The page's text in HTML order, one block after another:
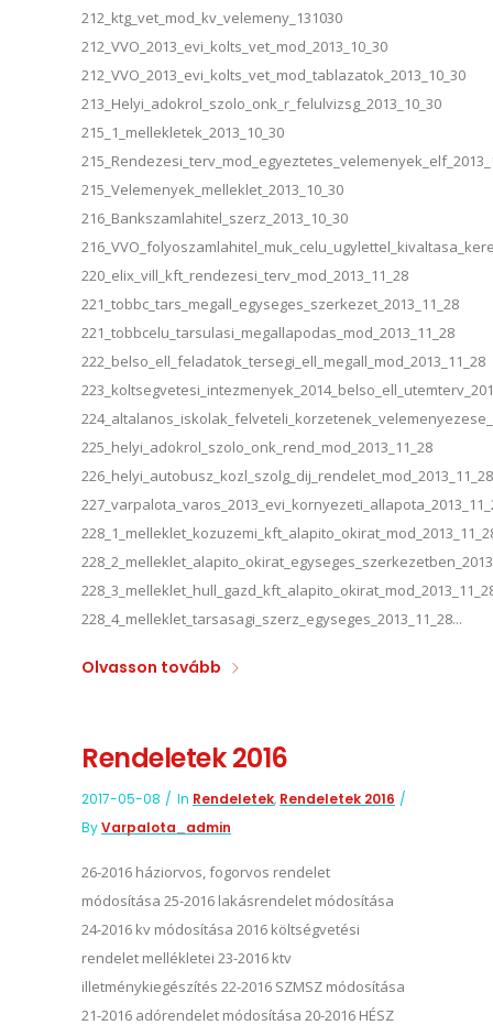
212_ktg_vet_mod_kv_velemeny_131030
212_VVO_2013_evi_kolts_vet_mod_2013_10_30
212_VVO_2013_evi_kolts_vet_mod_tablazatok_2013_10_30
213_Helyi_adokrol_szolo_onk_r_felulvizsg_2013_10_30
215_1_mellekletek_2013_10_30
215_Velemenyek_melleklet_2013_10_30
216_Bankszamlahitel_szerz_2013_10_30
220_elix_vill_kft_rendezesi_terv_mod_2013_11_28
221_tobbc_tars_megall_egyseges_szerkezet_2013_11_28
221_tobbcelu_tarsulasi_megallapodas_mod_2013_11_28
222_belso_ell_feladatok_tersegi_ell_megall_mod_2013_11_28
225_helyi_adokrol_szolo_onk_rend_mod_2013_11_28
226_helyi_autobusz_kozl_szolg_dij_rendelet_mod_2013_11_28
228_4_melleklet_tarsasagi_szerz_egyseges_2013_11_28...
Olvasson tovább
Rendeletek 2016
2017-05-08 In Rendeletek, Rendeletek 2016
ByVarpalota_admin
26-2016 háziorvos, fogorvos rendelet
módosítása 25-2016 lakásrendelet módosítása
24-2016 kv módosítása 2016 költségvetési
rendelet mellékletei 23-2016 ktv
illetménykiegészítés 22-2016 SZMSZ módosítása
21-2016 adórendelet módosítása 20-2016 HÉSZ